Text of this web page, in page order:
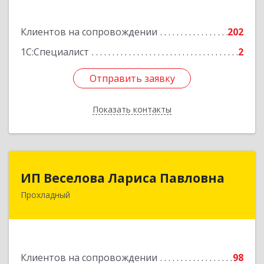
Клиентов на сопровождении
202
1С:Специалист
2
Отправить заявку
Показать контакты
Отправить заявку
Назад
ИП Веселова Лариса Павловна
Прохладный
Клиентов на сопровождении 98